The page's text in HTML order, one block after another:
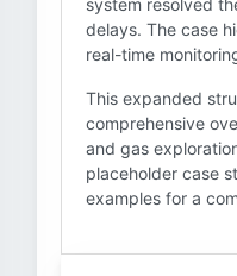
system resolved
delays. The case
real-time
This expanded
comprehensive
and gas
placeholder case
examples for a